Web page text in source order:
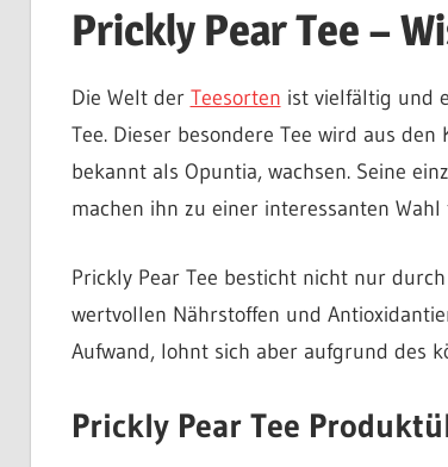
Prickly Pear Tee –
Die Welt der Teesorten ist vielfältig und
Tee. Dieser besondere Tee wird aus
bekannt als Opuntia, wachsen. Seine
machen ihn zu einer interessanten Wahl
Prickly Pear Tee besticht nicht nur
wertvollen Nährstoffen und
Aufwand, lohnt sich aber aufgrund des
Prickly Pear Tee